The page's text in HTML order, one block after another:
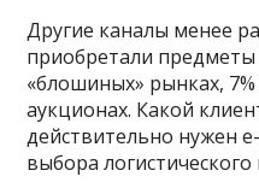
Другие каналы менее
приобретали
«блошиных» рынках,
аукционах. Какой
действительно нужен
выбора